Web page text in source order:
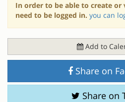
In order to be able to create or
need to be logged in. you can
Add to
Share on
Share on